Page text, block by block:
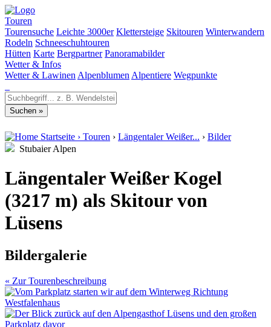
Touren
Tourensuche Leichte 3000er Klettersteige Skitouren Winterwandern
Rodeln Schneeschuhtouren
Hütten Karte Bergpartner Panoramabilder
Wetter & Infos
Wetter & Lawinen Alpenblumen Alpentiere Wegpunkte
Startseite › Touren › Längentaler Weißer... › Bilder
Stubaier Alpen
Längentaler Weißer Kogel
(3217 m) als Skitour von
Lüsens
Bildergalerie
« Zur Tourenbeschreibung